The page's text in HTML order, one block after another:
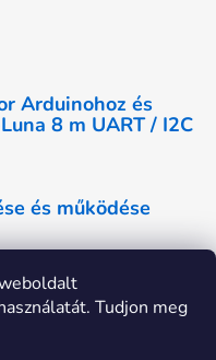
Tudjon meg
Arduinohoz és
8 m UART / I2C
és működése